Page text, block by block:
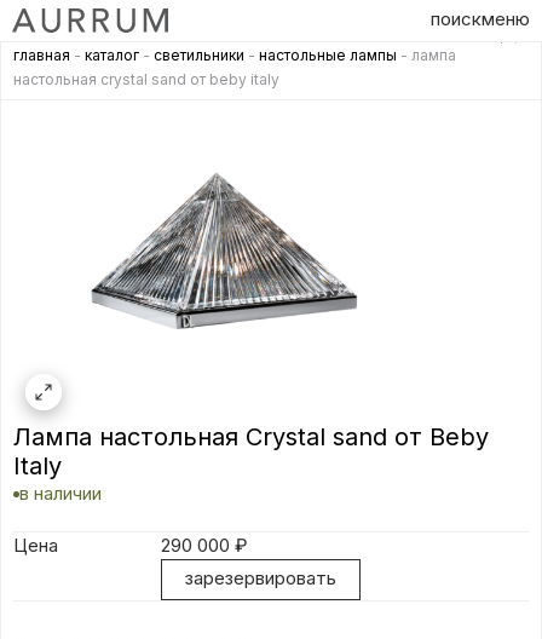
поискменю
главная - каталог - светильники - настольные лампы - лампа
настольная crystal sand от beby italy
Лампа настольная Crystal sand от Beby
Italy
в наличии
Цена 290 000 ₽
зарезервировать